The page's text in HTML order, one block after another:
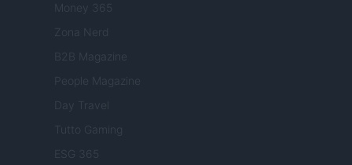
Money 365
Zona Nerd
B2B Magazine
People Magazine
Day Travel
Tutto Gaming
ESG 365